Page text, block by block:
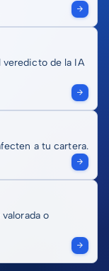
de la IA
a tu cartera.
o